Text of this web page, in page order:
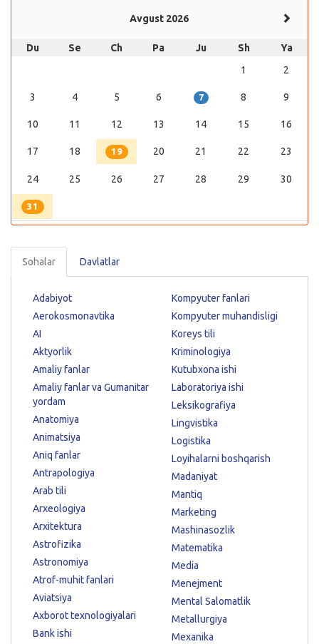
Avgust 2026
Du Se Ch Pa Ju Sh
Ya
1
2
3 4 5 6 7 8 9
10 11 12 13 14 15 16
17 18 19 20 21 22 23
24 25 26 27 28 29 30
31
Sohalar Davlatlar
Adabiyot
Aerokosmonavtika
AI
Aktyorlik
Amaliy fanlar
Amaliy fanlar va Gumanitar
yordam
Anatomiya
Animatsiya
Aniq fanlar
Antrapologiya
Arab tili
Arxeologiya
Arxitektura
Astrofizika
Astronomiya
Atrof-muhit fanlari
Aviatsiya
Axborot texnologiyalari
Bank ishi
Kompyuter fanlari
Kompyuter muhandisligi
Koreys tili
Kriminologiya
Kutubxona ishi
Laboratoriya ishi
Leksikografiya
Lingvistika
Logistika
Loyihalarni boshqarish
Madaniyat
Mantiq
Marketing
Mashinasozlik
Matematika
Media
Menejment
Mental Salomatlik
Metallurgiya
Mexanika